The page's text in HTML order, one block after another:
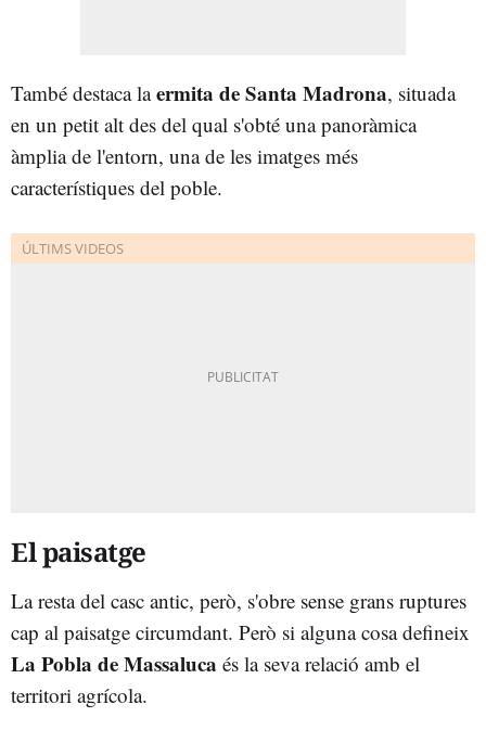
També destaca laermita de Santa Madrona, situada
en un petit alt des del qual s'obté una panoràmica
àmplia de l'entorn, una de les imatges més
característiques del poble.
El paisatge
La resta del casc antic, però, s'obre sense grans ruptures
cap al paisatge circumdant. Però si alguna cosa defineix
La Pobla de Massaluca és la seva relació amb el
territori agrícola.